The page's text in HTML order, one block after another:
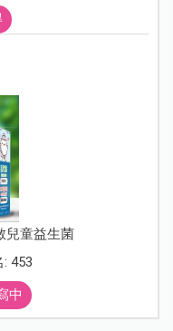
兒童益生菌
453
中